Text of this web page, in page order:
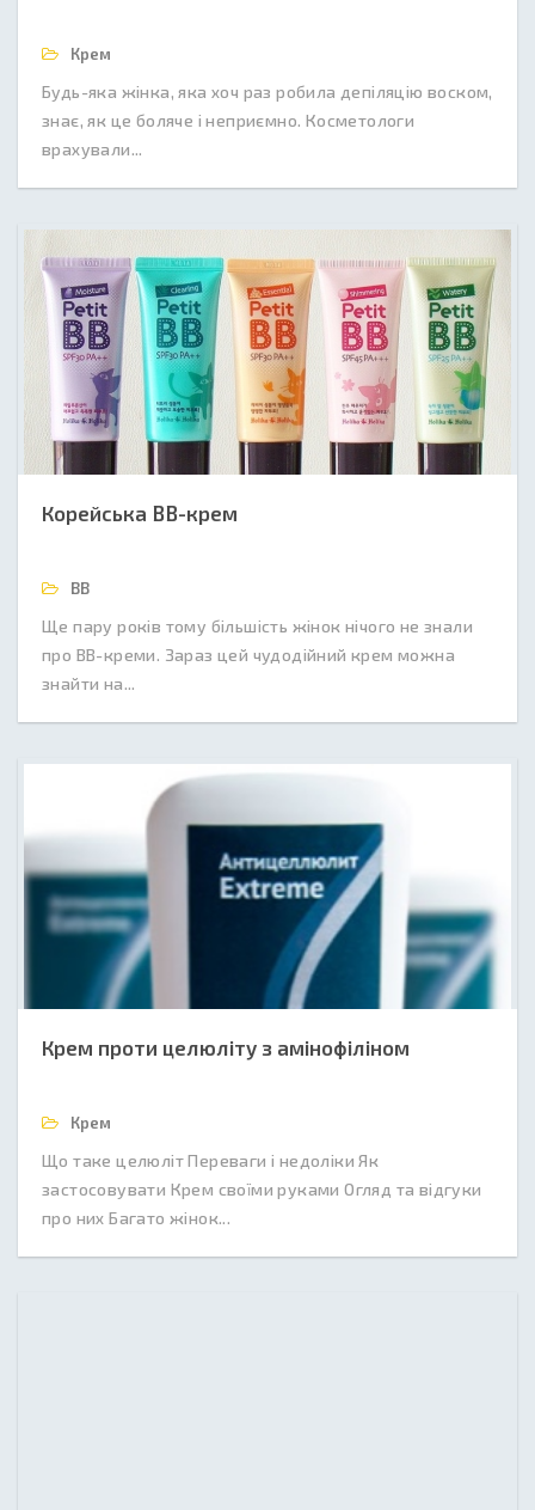
Крем
Будь-яка жінка, яка хоч раз робила депіляцію воском,
знає, як це боляче і неприємно. Косметологи
врахували...
Корейська BB-крем
BB
Ще пару років тому більшість жінок нічого не знали
про BB-креми. Зараз цей чудодійний крем можна
знайти на...
Крем проти целюліту з амінофіліном
Крем
Що таке целюліт Переваги і недоліки Як
застосовувати Крем своїми руками Огляд та відгуки
про них Багато жінок...